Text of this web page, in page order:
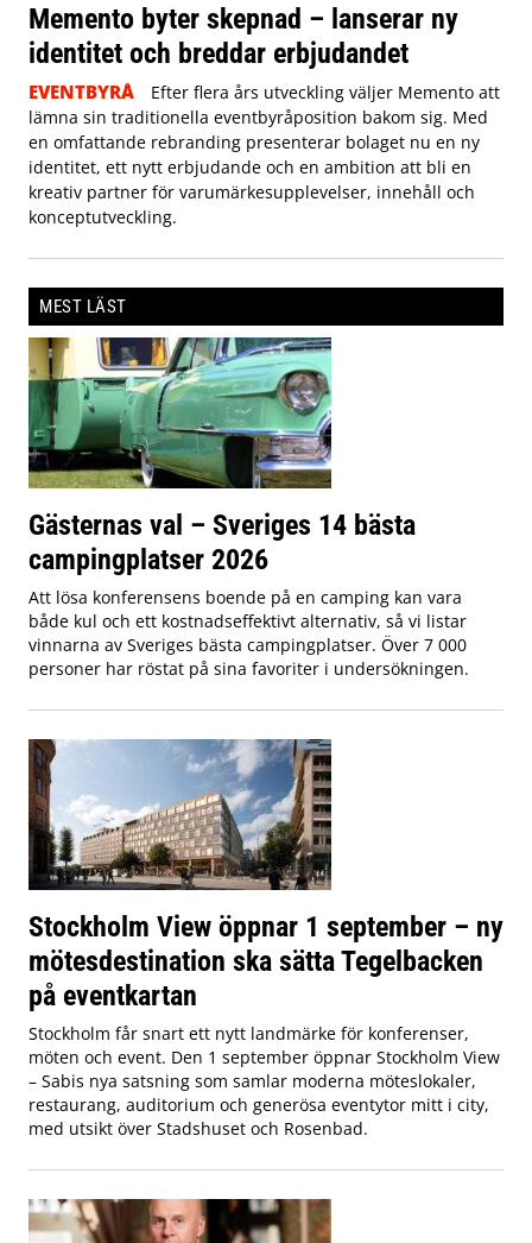
Memento byter skepnad – lanserar ny
identitet och breddar erbjudandet
EVENTBYRÅ
Efter flera års utveckling väljer Memento att
lämna sin traditionella eventbyråposition bakom sig. Med
en omfattande rebranding presenterar bolaget nu en ny
identitet, ett nytt erbjudande och en ambition att bli en
kreativ partner för varumärkesupplevelser, innehåll och
konceptutveckling.
MEST LÄST
Gästernas val – Sveriges 14 bästa
campingplatser 2026
Att lösa konferensens boende på en camping kan vara
både kul och ett kostnadseffektivt alternativ, så vi listar
vinnarna av Sveriges bästa campingplatser. Över 7 000
personer har röstat på sina favoriter i undersökningen.
Stockholm View öppnar 1 september – ny
mötesdestination ska sätta Tegelbacken
på eventkartan
Stockholm får snart ett nytt landmärke för konferenser,
möten och event. Den 1 september öppnar Stockholm View
– Sabis nya satsning som samlar moderna möteslokaler,
restaurang, auditorium och generösa eventytor mitt i city,
med utsikt över Stadshuset och Rosenbad.